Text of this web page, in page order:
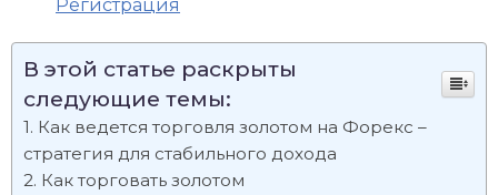
Регистрация
В этой статье раскрыты
следующие темы:
Как ведется торговля золотом на Форекс –
стратегия для стабильного дохода
Как торговать золотом